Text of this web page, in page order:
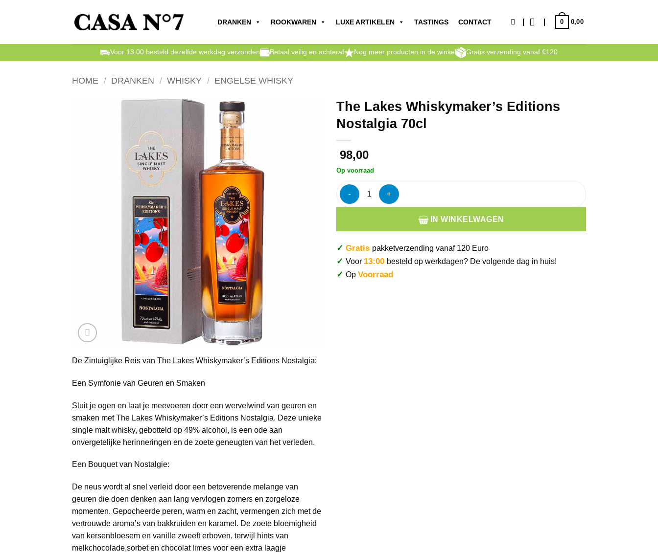
DRANKEN ROOKWAREN LUXE ARTIKELEN TASTINGS CONTACT 0,00
0
Voor 13:00 besteld dezelfde werkdag verzonden Betaal veilig en achteraf Nog meer producten in de winkel Gratis verzending vanaf €120
HOME / DRANKEN / WHISKY / ENGELSE WHISKY
De Zintuiglijke Reis van The Lakes Whiskymaker’s Editions Nostalgia:
Een Symfonie van Geuren en Smaken
Sluit je ogen en laat je meevoeren door een wervelwind van geuren en
smaken met The Lakes Whiskymaker’s Editions Nostalgia. Deze unieke
single malt whisky, gebotteld op 49% alcohol, is een ode aan
onvergetelijke herinneringen en de zoete geneugten van het verleden.
Een Bouquet van Nostalgie:
De neus wordt al snel verleid door een betoverende melange van
geuren die doen denken aan lang vervlogen zomers en zorgeloze
momenten. Gepocheerde peren, warm en zacht, vermengen zich met de
vertrouwde aroma’s van bakkruiden en karamel. De zoete bloemigheid
van kersenbloesem en vanille zweeft erboven, terwijl hints van
melkchocolade,sorbet en chocolat limes voor een extra laagje
The Lakes Whiskymaker’s Editions
Nostalgia 70cl
98,00
Op voorraad
The Lakes Whiskymaker's Editions Nostalgia 70cl aantal
IN WINKELWAGEN
✓ Gratis pakketverzending vanaf 120 Euro
✓ Voor 13:00 besteld op werkdagen? De volgende dag in huis!
✓ Op Voorraad